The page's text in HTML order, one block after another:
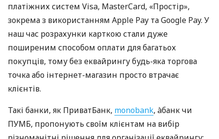
платіжних систем Visa, MasterCard, «Простір»,
зокрема з використанням Apple Pay та Google Pay. У
наш час розрахунки карткою стали дуже
поширеним способом оплати для багатьох
покупців, тому без еквайрингу будь-яка торгова
точка або інтернет-магазин просто втрачає
клієнтів.
Такі банки, як ПриватБанк, monobank, àбанк чи
ПУМБ, пропонують своїм клієнтам на вибір